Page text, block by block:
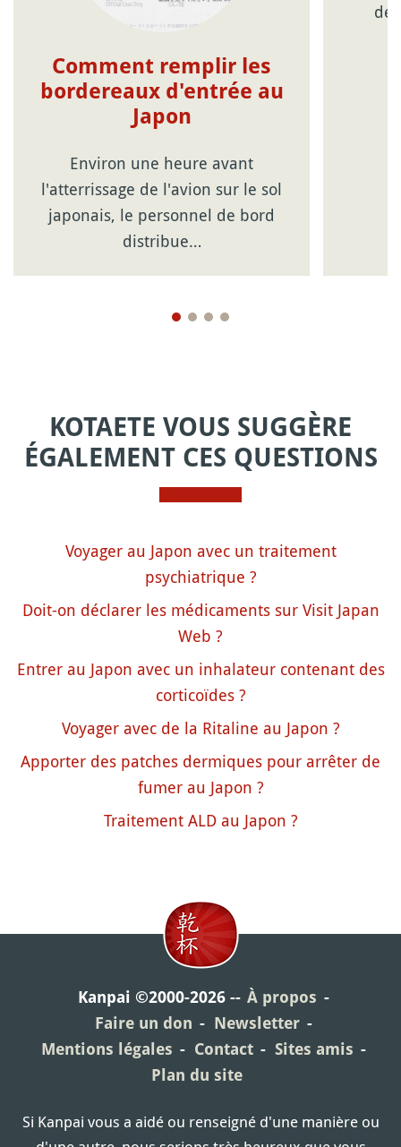
Comment remplir les
bordereaux d'entrée au
Japon
Environ une heure avant
l'atterrissage de l'avion sur le sol
japonais, le personnel de bord
distribue…
de
KOTAETE VOUS SUGGÈRE
ÉGALEMENT CES QUESTIONS
Voyager au Japon avec un traitement
psychiatrique ?
Doit-on déclarer les médicaments sur Visit Japan
Web ?
Entrer au Japon avec un inhalateur contenant des
corticoïdes ?
Voyager avec de la Ritaline au Japon ?
Apporter des patches dermiques pour arrêter de
fumer au Japon ?
Traitement ALD au Japon ?
Kanpai ©2000-2026
À propos
Faire un don
Newsletter
Mentions légales
Contact
Sites amis
Plan du site
Si Kanpai vous a aidé ou renseigné d'une manière ou